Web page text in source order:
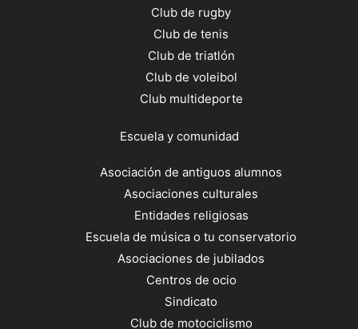
Club de rugby
Club de tenis
Club de triatlón
Club de voleibol
Club multideporte
Escuela y comunidad
Asociación de antiguos alumnos
Asociaciones culturales
Entidades religiosas
Escuela de música o tu conservatorio
Asociaciones de jubilados
Centros de ocio
Sindicato
Club de motociclismo